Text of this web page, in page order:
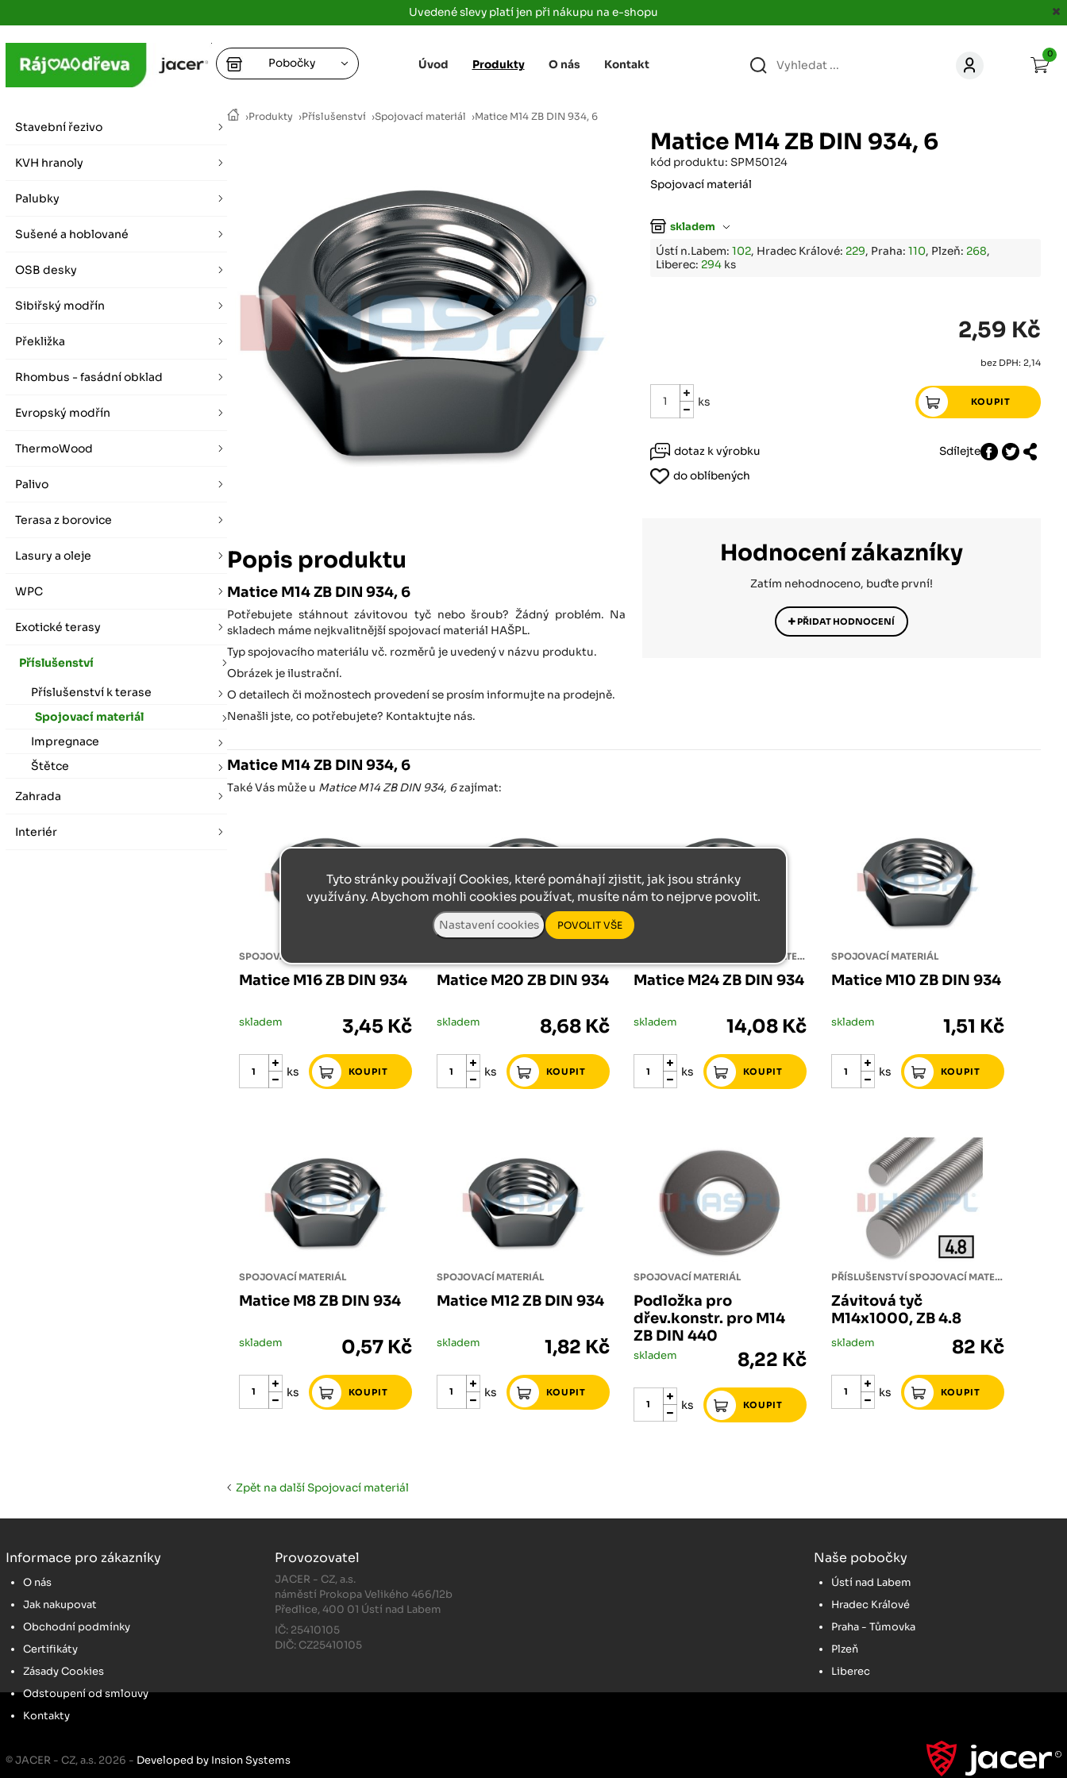
Uvedené slevy platí jen při nákupu na e-shopu
›Produkty ›Příslušenství ›Spojovací materiál ›Matice M14 ZB DIN 934, 6
Matice M14 ZB DIN 934, 6
kód produktu: SPM50124
Spojovací materiál
skladem
Ústí n.Labem: 102, Hradec Králové: 229, Praha: 110, Plzeň: 268,
Liberec: 294ks
2,59 Kč
bez DPH: 2,14
ks
dotaz k výrobku
Sdílejte
do oblíbených
Popis produktu
Matice M14 ZB DIN 934, 6
Potřebujete stáhnout závitovou tyč nebo šroub? Žádný problém. Na
skladech máme nejkvalitnější spojovací materiál HAŠPL.
Typ spojovacího materiálu vč. rozměrů je uvedený v názvu produktu.
Obrázek je ilustrační.
O detailech či možnostech provedení se prosím informujte na prodejně.
Nenašli jste, co potřebujete? Kontaktujte nás.
Hodnocení zákazníky
Zatím nehodnoceno, buďte první!
PŘIDAT HODNOCENÍ
Matice M14 ZB DIN 934, 6
Také Vás může u Matice M14 ZB DIN 934, 6zajímat:
SPOJOVACÍ MATERIÁL
Matice M16 ZB DIN 934
skladem 3,45 Kč
ks
Matice M20 ZB DIN 934
skladem 8,68 Kč
ks
PŘÍSLUŠENSTVÍ SPOJOVACÍ MATERIÁL
Matice M24 ZB DIN 934
skladem 14,08 Kč
ks
SPOJOVACÍ MATERIÁL
Matice M10 ZB DIN 934
skladem 1,51 Kč
ks
SPOJOVACÍ MATERIÁL
Matice M8 ZB DIN 934
skladem 0,57 Kč
ks
SPOJOVACÍ MATERIÁL
Matice M12 ZB DIN 934
skladem 1,82 Kč
ks
SPOJOVACÍ MATERIÁL
Podložka pro
dřev.konstr. pro M14
ZB DIN 440
skladem 8,22 Kč
ks
PŘÍSLUŠENSTVÍ SPOJOVACÍ MATERIÁL
Závitová tyč
M14x1000, ZB 4.8
skladem 82 Kč
ks
Zpět na další Spojovací materiál
Stavební řezivo
KVH hranoly
Palubky
Sušené a hoblované
OSB desky
Sibiřský modřín
Překližka
Rhombus - fasádní obklad
Evropský modřín
ThermoWood
Palivo
Terasa z borovice
Lasury a oleje
WPC
Exotické terasy
Příslušenství
Příslušenství k terase
Spojovací materiál
Impregnace
Štětce
Zahrada
Interiér
Úvod Produkty O nás Kontakt
0
Pobočky
+
+
Letní otevírací doba (březen - říjen)
Zimní otevírací doba (listopad - únor)
vybírat zde
Ústí nad Labem, 400 01
+420 731 616 767
rajdrevahradec
jacer.cz
Praha
vybírat zde
Tůmovka 110
(Za čerpací stanicí TANK ONO)
Předboj, 250 72
+420 734 850 860
rajdrevapraha
Plzeň
vybírat zde
Rokycanská 2656/2,
(parkoviště Albert)
Plzeň 4, 301 00
Liberec
vybírat zde
Partyzánská
(na konci ulice u zrcadla)
Růžodol XI – Liberec, 460 01
Informace pro zákazníky
O nás
Jak nakupovat
Obchodní podmínky
Certifikáty
Zásady Cookies
Odstoupení od smlouvy
Kontakty
Provozovatel
JACER - CZ, a.s.
náměstí Prokopa Velikého 466/12b
Předlice, 400 01 Ústí nad Labem
IČ: 25410105
DIČ: CZ25410105
Naše pobočky
Ústí nad Labem
Hradec Králové
Praha - Tůmovka
Plzeň
Liberec
© JACER - CZ, a.s. 2026 - Developed by Insion Systems
Tyto stránky používají Cookies, které pomáhají zjistit, jak jsou stránky
využívány. Abychom mohli cookies používat, musíte nám to nejprve povolit.